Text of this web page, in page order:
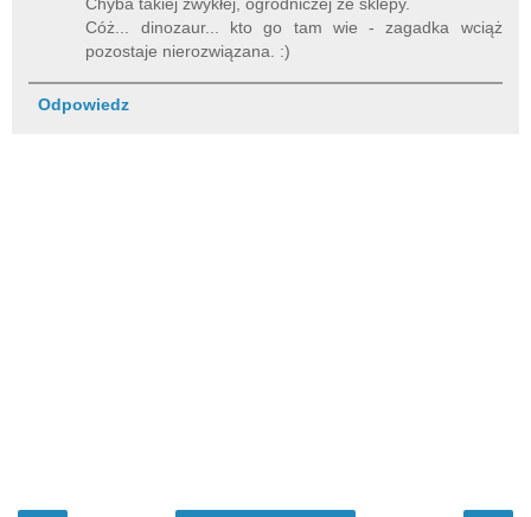
Chyba takiej zwykłej, ogrodniczej ze sklepy.
Cóż... dinozaur... kto go tam wie - zagadka wciąż
pozostaje nierozwiązana. :)
Odpowiedz